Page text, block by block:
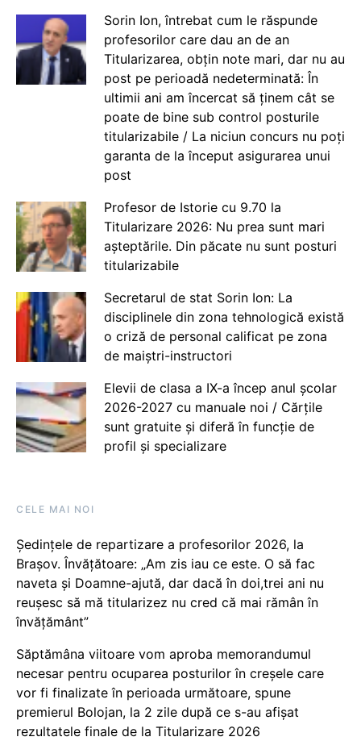
Sorin Ion, întrebat cum le răspunde
profesorilor care dau an de an
Titularizarea, obțin note mari, dar nu au
post pe perioadă nedeterminată: În
ultimii ani am încercat să ținem cât se
poate de bine sub control posturile
titularizabile / La niciun concurs nu poți
garanta de la început asigurarea unui
post
Profesor de Istorie cu 9.70 la
Titularizare 2026: Nu prea sunt mari
așteptările. Din păcate nu sunt posturi
titularizabile
Secretarul de stat Sorin Ion: La
disciplinele din zona tehnologică există
o criză de personal calificat pe zona
de maiștri-instructori
Elevii de clasa a IX-a încep anul școlar
2026-2027 cu manuale noi / Cărțile
sunt gratuite și diferă în funcție de
profil și specializare
CELE MAI NOI
Ședințele de repartizare a profesorilor 2026, la
Brașov. Învățătoare: „Am zis iau ce este. O să fac
naveta și Doamne-ajută, dar dacă în doi,trei ani nu
reușesc să mă titularizez nu cred că mai rămân în
învățământ”
Săptămâna viitoare vom aproba memorandumul
necesar pentru ocuparea posturilor în creșele care
vor fi finalizate în perioada următoare, spune
premierul Bolojan, la 2 zile după ce s-au afișat
rezultatele finale de la Titularizare 2026